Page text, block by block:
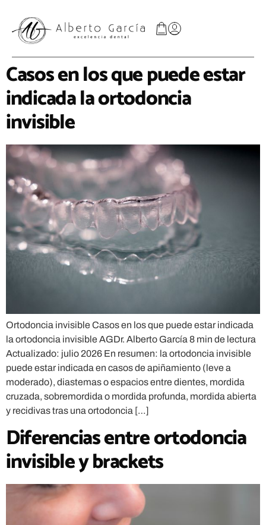
Casos en los que puede estar
indicada la ortodoncia
invisible
Ortodoncia invisible Casos en los que puede estar indicada
la ortodoncia invisible AGDr. Alberto García 8 min de lectura
Actualizado: julio 2026 En resumen: la ortodoncia invisible
puede estar indicada en casos de apiñamiento (leve a
moderado), diastemas o espacios entre dientes, mordida
cruzada, sobremordida o mordida profunda, mordida abierta
y recidivas tras una ortodoncia […]
Diferencias entre ortodoncia
invisible y brackets